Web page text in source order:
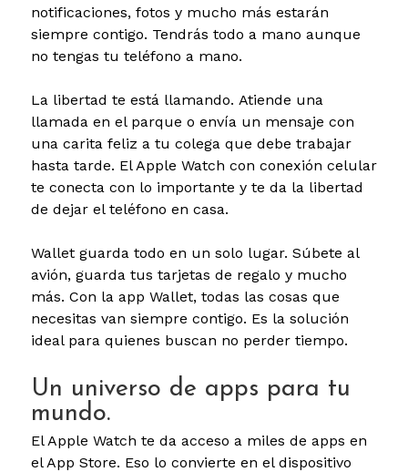
notificaciones, fotos y mucho más estarán
siempre contigo. Tendrás todo a mano aunque
no tengas tu teléfono a mano.
La libertad te está llamando. Atiende una
llamada en el parque o envía un mensaje con
una carita feliz a tu colega que debe trabajar
hasta tarde. El Apple Watch con conexión celular
te conecta con lo importante y te da la libertad
de dejar el teléfono en casa.
Wallet guarda todo en un solo lugar. Súbete al
avión, guarda tus tarjetas de regalo y mucho
más. Con la app Wallet, todas las cosas que
necesitas van siempre contigo. Es la solución
ideal para quienes buscan no perder tiempo.
Un universo de apps para tu
mundo.
El Apple Watch te da acceso a miles de apps en
el App Store. Eso lo convierte en el dispositivo